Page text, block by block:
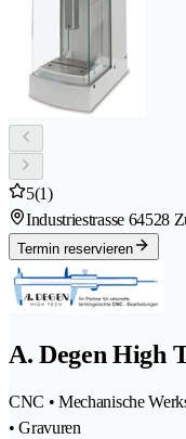
5(1)
Industriestrasse 64528
Termin reservieren
A. Degen High
CNC • Mechanische
• Gravuren